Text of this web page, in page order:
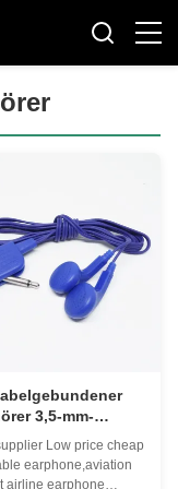
3,5-mm-
HeadsetLow price cheap
earphone,aviation
airline earphone